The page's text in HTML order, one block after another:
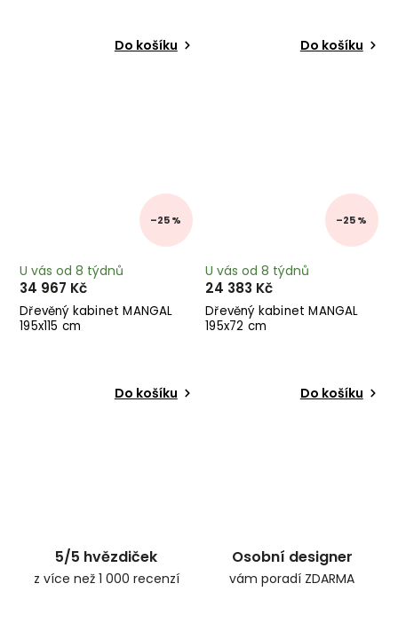
Do košíku Do košíku
–25 %
Dřevěný kabinet MANGAL
195x115 cm
U vás od 8 týdnů
34 967 Kč
Do košíku
–25 %
Dřevěný kabinet MANGAL
195x72 cm
U vás od 8 týdnů
24 383 Kč
Do košíku
5/5 hvězdiček
z více než 1 000 recenzí
Osobní designer
vám poradí ZDARMA